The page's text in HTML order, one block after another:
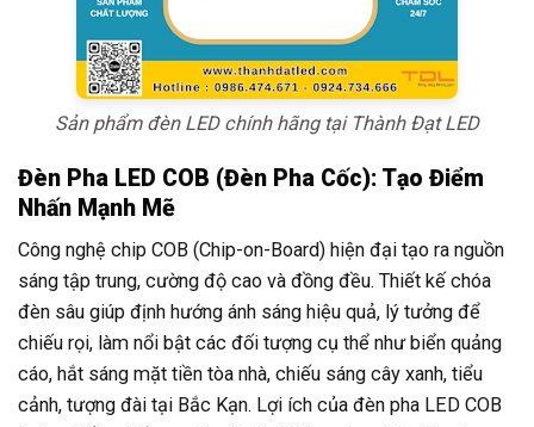
Sản phẩm đèn LED chính hãng tại Thành Đạt LED
Đèn Pha LED COB (Đèn Pha Cốc): Tạo Điểm
Nhấn Mạnh Mẽ
Công nghệ chip COB (Chip-on-Board) hiện đại tạo ra nguồn
sáng tập trung, cường độ cao và đồng đều. Thiết kế chóa
đèn sâu giúp định hướng ánh sáng hiệu quả, lý tưởng để
chiếu rọi, làm nổi bật các đối tượng cụ thể như biển quảng
cáo, hắt sáng mặt tiền tòa nhà, chiếu sáng cây xanh, tiểu
cảnh, tượng đài tại Bắc Kạn. Lợi ích của đèn pha LED COB